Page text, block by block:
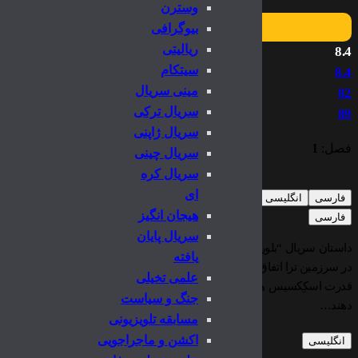
وسترن
بیوگرافی
ریالیتی
سیتکام
مینی سریال
سریال ترکی
سریال ژاپنی
سریال چینی
سریال کره
ای
هیجان انگیز
سریال پایان
یافته
علمی تخیلی
جنگ و سیاست
مسابقه تلویزیونی
اکشن و ماجراجویی
8.4
8.4
82
89
فصل: 1
فارسی
انگلیسی
فارسی
در سرزمین ترا اتفاق می افتد و بر روی سه گلفلینگ تمرکز دارد که متوجه یک
قدرت اسکِکسیس ها میشوند. آن ها قرار است که آتش شورش را شعله ور کنند
دهند…
انگلیسی